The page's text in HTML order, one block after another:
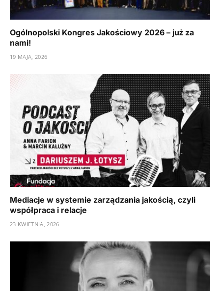
Ogólnopolski Kongres Jakościowy 2026 – już za
nami!
19 MAJA, 2026
Mediacje w systemie zarządzania jakością, czyli
współpraca i relacje
23 KWIETNIA, 2026